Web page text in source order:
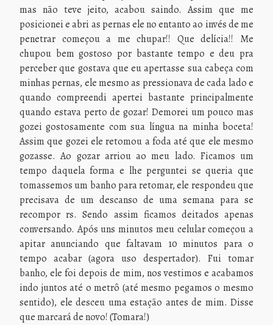
mas não teve jeito, acabou saindo. Assim que me
posicionei e abri as pernas ele no entanto ao invés de me
penetrar começou a me chupar!! Que delícia!! Me
chupou bem gostoso por bastante tempo e deu pra
perceber que gostava que eu apertasse sua cabeça com
minhas pernas, ele mesmo as pressionava de cada lado e
quando compreendi apertei bastante principalmente
quando estava perto de gozar! Demorei um pouco mas
gozei gostosamente com sua língua na minha boceta!
Assim que gozei ele retomou a foda até que ele mesmo
gozasse. Ao gozar arriou ao meu lado. Ficamos um
tempo daquela forma e lhe perguntei se queria que
tomassemos um banho para retomar, ele respondeu que
precisava de um descanso de uma semana para se
recompor rs. Sendo assim ficamos deitados apenas
conversando. Após uns minutos meu celular começou a
apitar anunciando que faltavam 10 minutos para o
tempo acabar (agora uso despertador). Fui tomar
banho, ele foi depois de mim, nos vestimos e acabamos
indo juntos até o metrô (até mesmo pegamos o mesmo
sentido), ele desceu uma estação antes de mim. Disse
que marcará de novo! (Tomara!)